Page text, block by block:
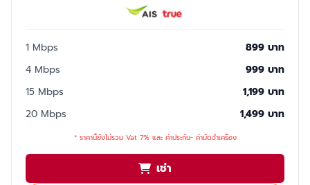
1 Mbps
899 บาท
4 Mbps
999 บาท
15 Mbps
1,199 บาท
20 Mbps
1,499 บาท
* ราคานี้ยังไม่รวม Vat 7% และ ค่าประกัน- ค่ามัดจำเครื่อง
เช่า